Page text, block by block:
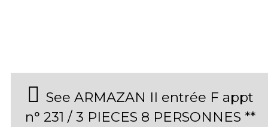
See ARMAZAN II entrée F appt
n° 231 / 3 PIECES 8 PERSONNES **